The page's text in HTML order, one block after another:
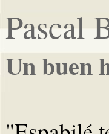
Pascal
Un buen